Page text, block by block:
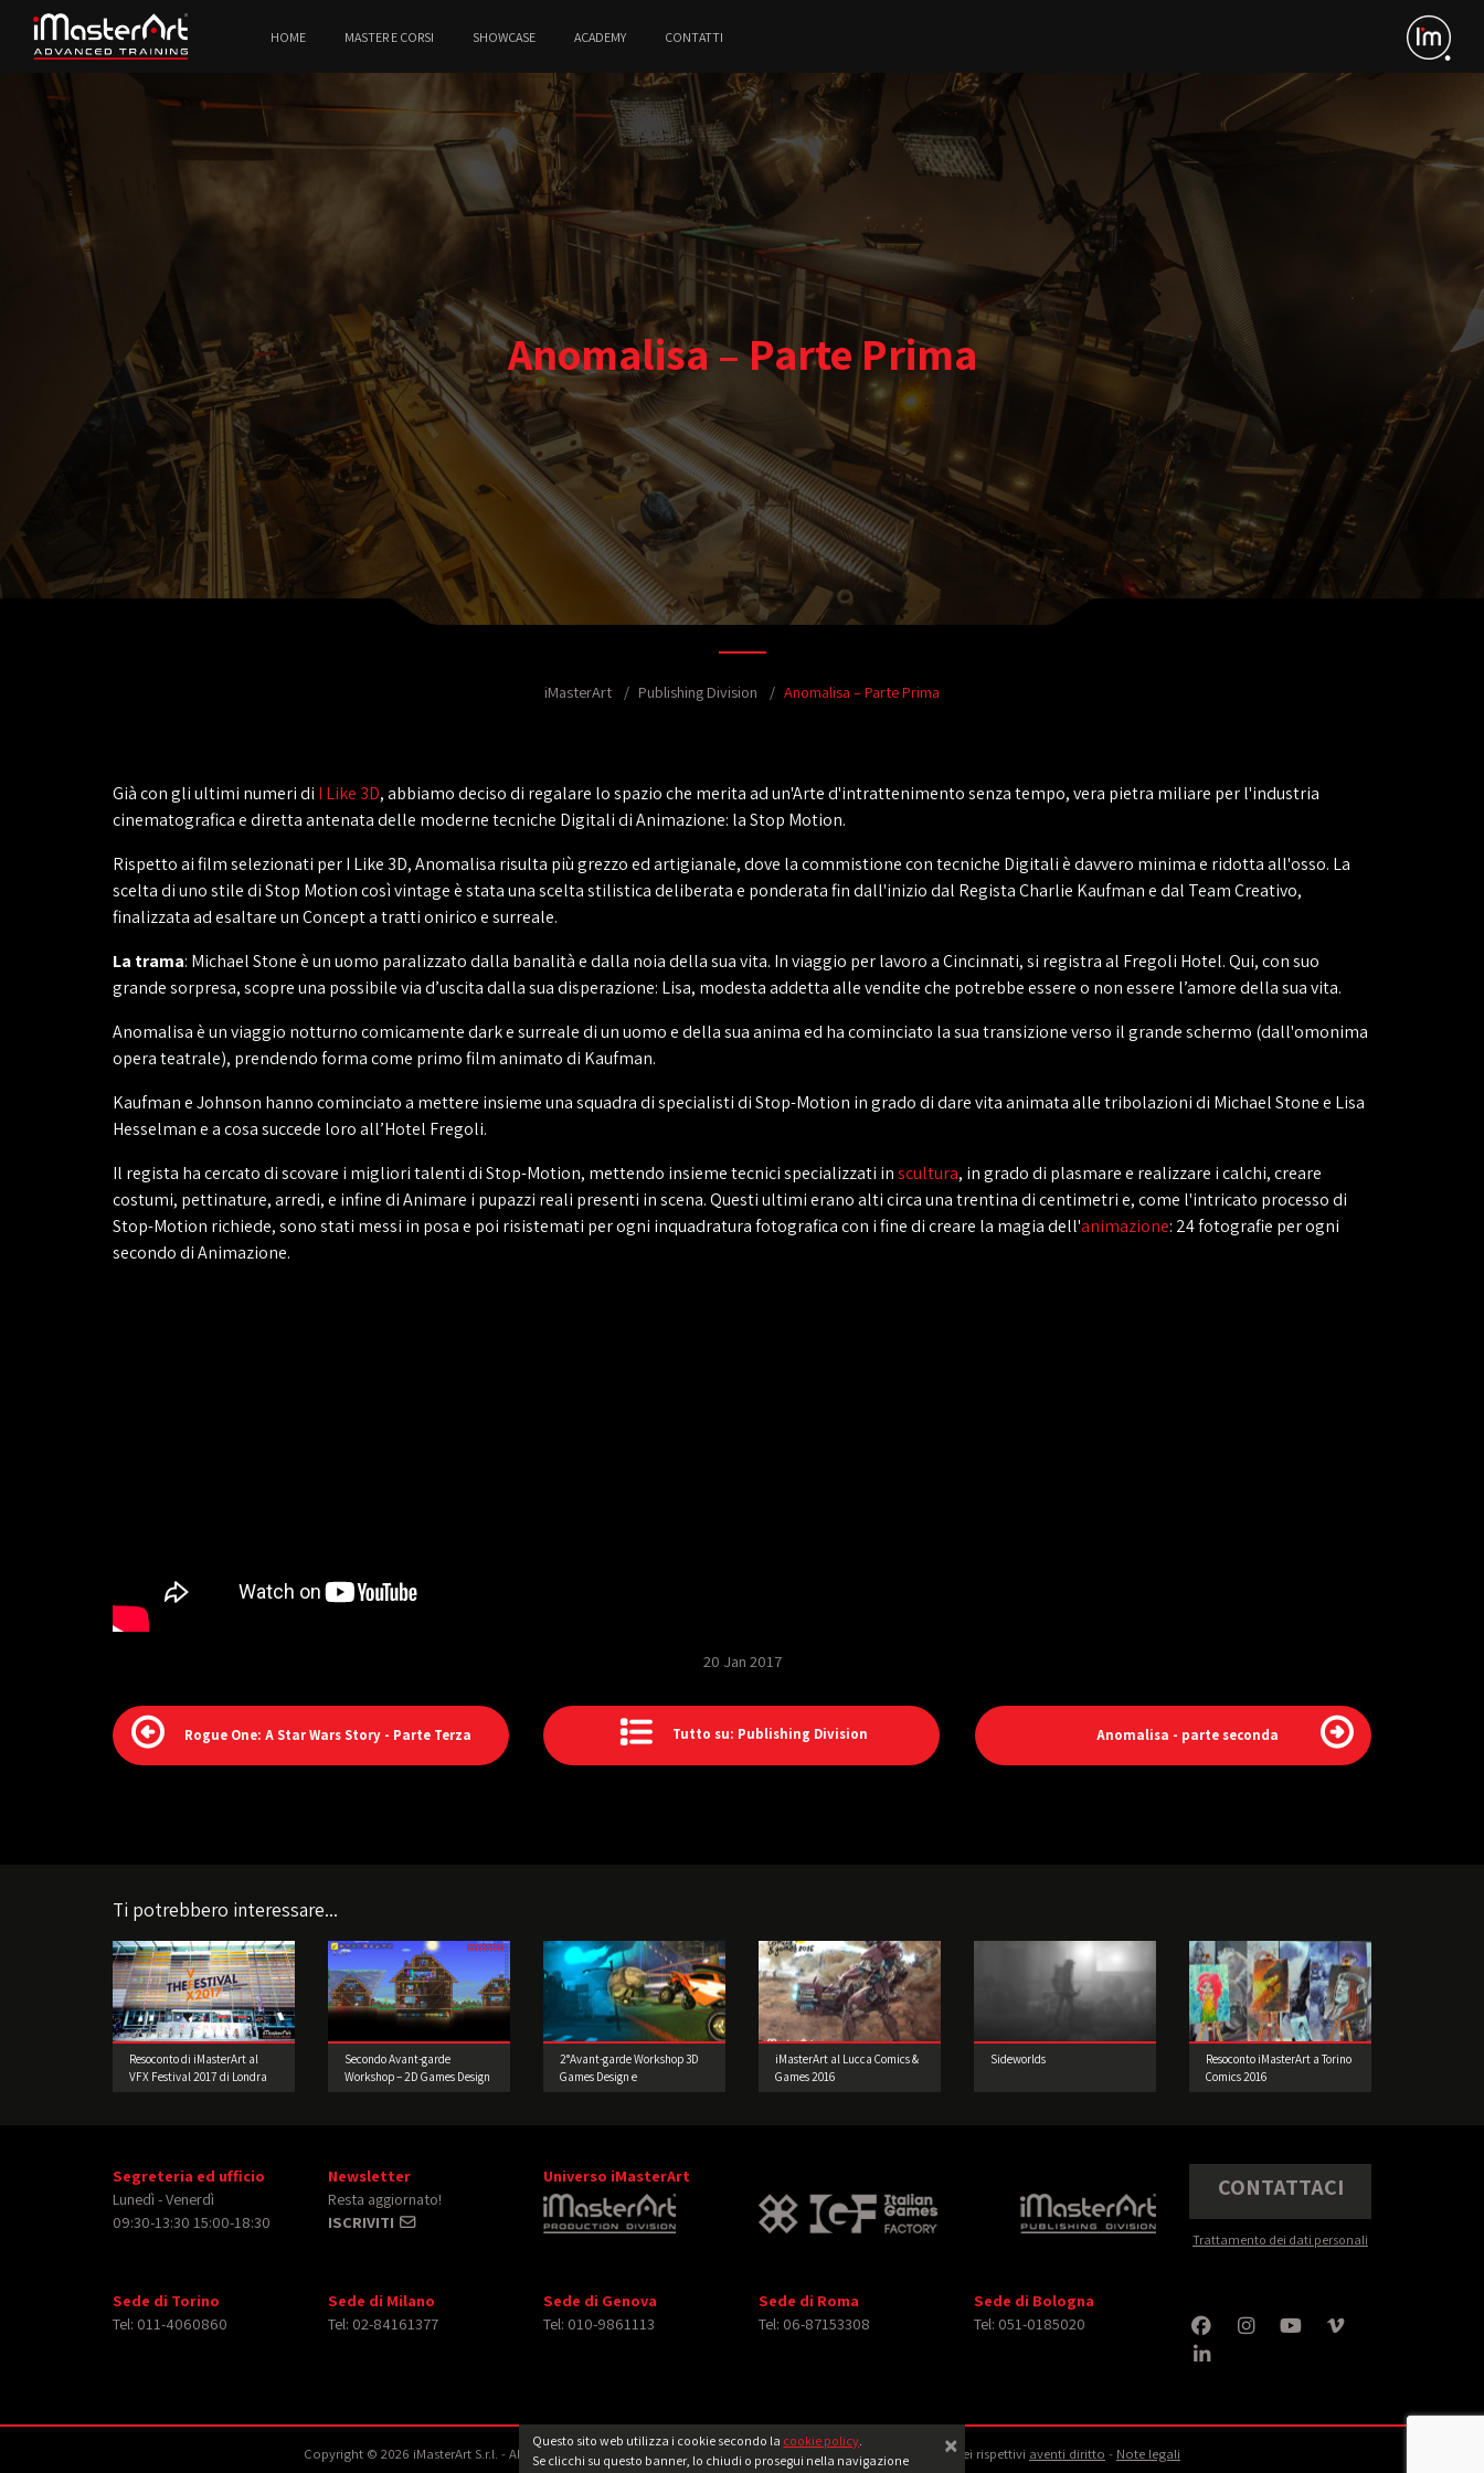
Questo sito web utilizza i cookie secondo la cookie policy.
Se clicchi su questo banner, lo chiudi o prosegui nella navigazione
×
HOME MASTER E CORSI SHOWCASE ACADEMY CONTATTI
Anomalisa – Parte Prima
iMasterArt Publishing Division Anomalisa – Parte Prima
Già con gli ultimi numeri di I Like 3D, abbiamo deciso di regalare lo spazio che merita ad un'Arte d'intrattenimento senza tempo, vera pietra miliare per l'industria
cinematografica e diretta antenata delle moderne tecniche Digitali di Animazione: la Stop Motion.
Rispetto ai film selezionati per I Like 3D, Anomalisa risulta più grezzo ed artigianale, dove la commistione con tecniche Digitali è davvero minima e ridotta all'osso. La
scelta di uno stile di Stop Motion così vintage è stata una scelta stilistica deliberata e ponderata fin dall'inizio dal Regista Charlie Kaufman e dal Team Creativo,
finalizzata ad esaltare un Concept a tratti onirico e surreale.
La trama: Michael Stone è un uomo paralizzato dalla banalità e dalla noia della sua vita. In viaggio per lavoro a Cincinnati, si registra al Fregoli Hotel. Qui, con suo
grande sorpresa, scopre una possibile via d’uscita dalla sua disperazione: Lisa, modesta addetta alle vendite che potrebbe essere o non essere l’amore della sua vita.
Anomalisa è un viaggio notturno comicamente dark e surreale di un uomo e della sua anima ed ha cominciato la sua transizione verso il grande schermo (dall'omonima
opera teatrale), prendendo forma come primo film animato di Kaufman.
Kaufman e Johnson hanno cominciato a mettere insieme una squadra di specialisti di Stop-Motion in grado di dare vita animata alle tribolazioni di Michael Stone e Lisa
Hesselman e a cosa succede loro all’Hotel Fregoli.
Il regista ha cercato di scovare i migliori talenti di Stop-Motion, mettendo insieme tecnici specializzati inscultura, in grado di plasmare e realizzare i calchi, creare
costumi, pettinature, arredi, e infine di Animare i pupazzi reali presenti in scena. Questi ultimi erano alti circa una trentina di centimetri e, come l'intricato processo di
Stop-Motion richiede, sono stati messi in posa e poi risistemati per ogni inquadratura fotografica con i fine di creare la magia dell'animazione: 24 fotografie per ogni
secondo di Animazione.
20 Jan 2017
Rogue One: A Star Wars Story - Parte Terza Tutto su: Publishing Division Anomalisa - parte seconda
Ti potrebbero interessare...
Resoconto di iMasterArt al
VFX Festival 2017 di Londra
Secondo Avant-garde
Workshop – 2D Games Design
2°Avant-garde Workshop 3D
Games Design e
iMasterArt al Lucca Comics &
Games 2016
Sideworlds
Resoconto iMasterArt a Torino
Comics 2016
Segreteria ed ufficio
Lunedì - Venerdì
09:30-13:30 15:00-18:30
Newsletter
Resta aggiornato!
ISCRIVITI
Universo iMasterArt CONTATTACI
Trattamento dei dati personali
Sede di Torino
Tel: 011-4060860
Sede di Milano
Tel: 02-84161377
Sede di Genova
Tel: 010-9861113
Sede di Roma
Tel: 06-87153308
Sede di Bologna
Tel: 051-0185020
Copyright © 2026 iMasterArt S.r.l. ‐ All rights reserved. Tutti i diritti relativi ad immagini e video pubblicati sono dei rispettivi aventi diritto ‐ Note legali